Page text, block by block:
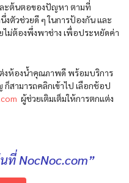
ะต้นตอของปัญหา ตามที่
งตัวช่วยดี ๆ ในการป้องกัน และ
ม่ต้องพึ่งพาช่าง เพื่อประหยัดค่า
งห้องน้ำคุณภาพดี พร้อมบริการ
ก็สามารถคลิกเข้าไป เลือกช้อป
ผู้ช่วยเติมเต็มให้การตกแต่ง
ที่ NocNoc.com”